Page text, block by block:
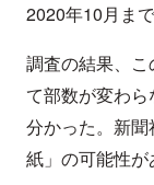
2020年10月ま
調査の結果、
て部数が変わ
分かった。新
紙」の可能性が